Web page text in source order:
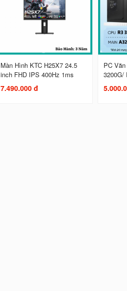
Màn Hình KTC H25X7 24.5
inch FHD IPS 400Hz 1ms
7.490.000 đ
PC
3200G/